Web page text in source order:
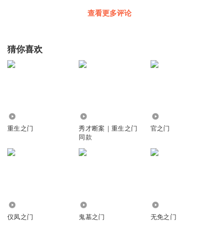
查看更多评论
猜你喜欢
重生之门
秀才断案｜重生之门
同款
官之门
仪凤之门 鬼墓之门 无免之门